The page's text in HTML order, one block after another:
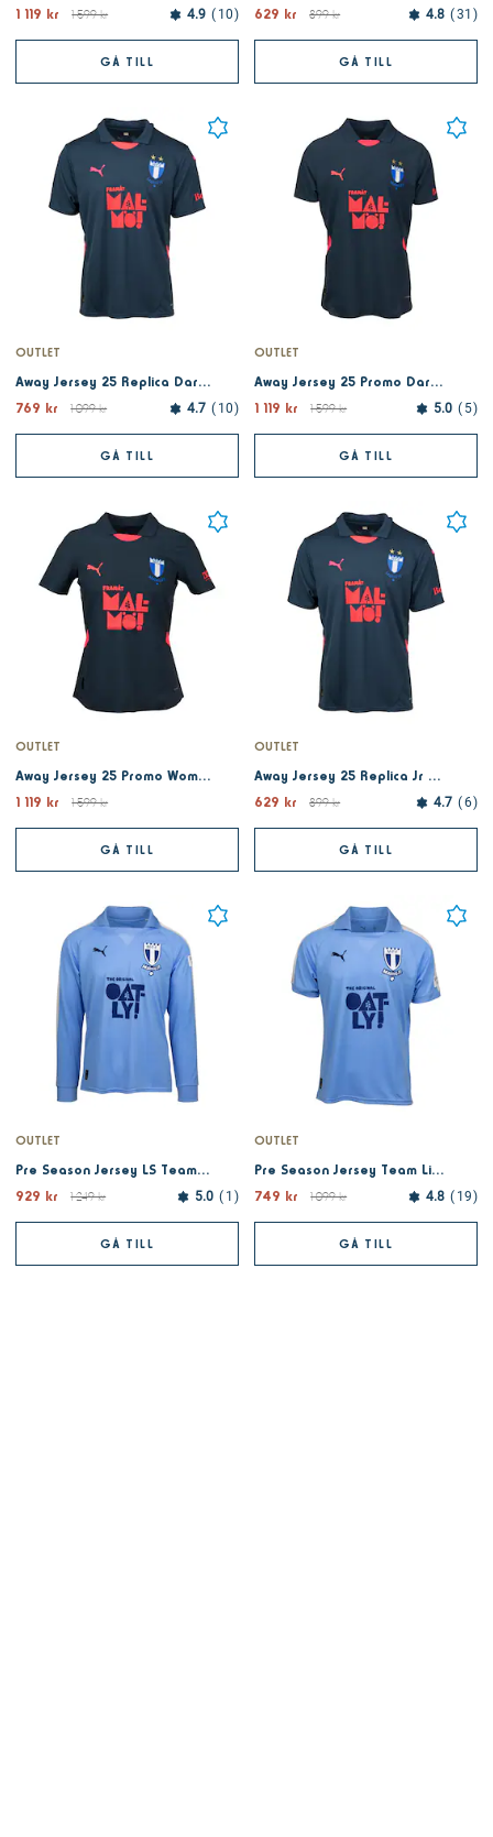
1 119 kr
1 599 kr 4.9 10
GÅ TILL
629 kr
899 kr 4.8 31
GÅ TILL
OUTLET
Away Jersey 25 Replica Dark Night
769 kr
1 099 kr 4.7 10
GÅ TILL
OUTLET
Away Jersey 25 Promo Dark Night
1 119 kr
1 599 kr 5.0 5
GÅ TILL
OUTLET
Away Jersey 25 Promo Women Dark Night
1 119 kr
1 599 kr
GÅ TILL
OUTLET
Away Jersey 25 Replica Jr Dark Night
629 kr
899 kr 4.7 6
GÅ TILL
OUTLET
Pre Season Jersey LS Team Light Blue 26
929 kr
1 249 kr 5.0 1
GÅ TILL
OUTLET
Pre Season Jersey Team Light Blue 26
749 kr
1 099 kr 4.8 19
GÅ TILL